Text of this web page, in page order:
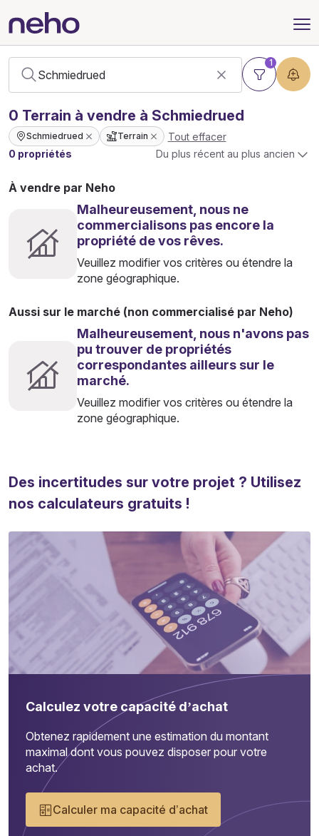
1
0 Terrain à vendre à Schmiedrued
Schmiedrued Terrain
Tout effacer
0 propriétés
Du plus récent au plus ancien
À vendre par Neho
Malheureusement, nous ne
commercialisons pas encore la
propriété de vos rêves.
Veuillez modifier vos critères ou étendre la
zone géographique.
Aussi sur le marché (non commercialisé par Neho)
Malheureusement, nous n'avons pas
pu trouver de propriétés
correspondantes ailleurs sur le
marché.
Veuillez modifier vos critères ou étendre la
zone géographique.
Des incertitudes sur votre projet ? Utilisez
nos calculateurs gratuits !
Calculez votre capacité d’achat
Obtenez rapidement une estimation du montant
maximal dont vous pouvez disposer pour votre
achat.
Calculer ma capacité d’achat